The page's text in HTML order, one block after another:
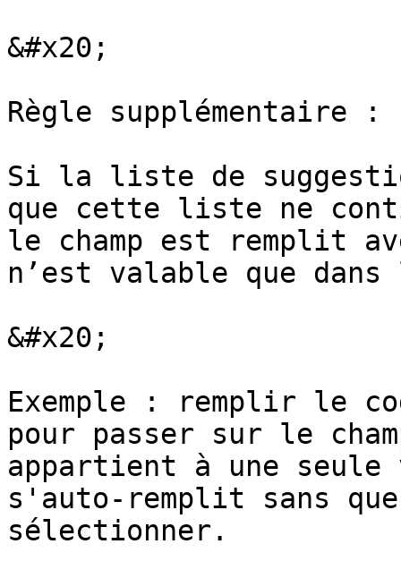
&#x20;
Règle supplémentaire :
Si la liste de
que cette liste ne
le champ est remplit
n’est valable que
&#x20;
Exemple : remplir le
pour passer sur le
appartient à une
s'auto-remplit sans
sélectionner.